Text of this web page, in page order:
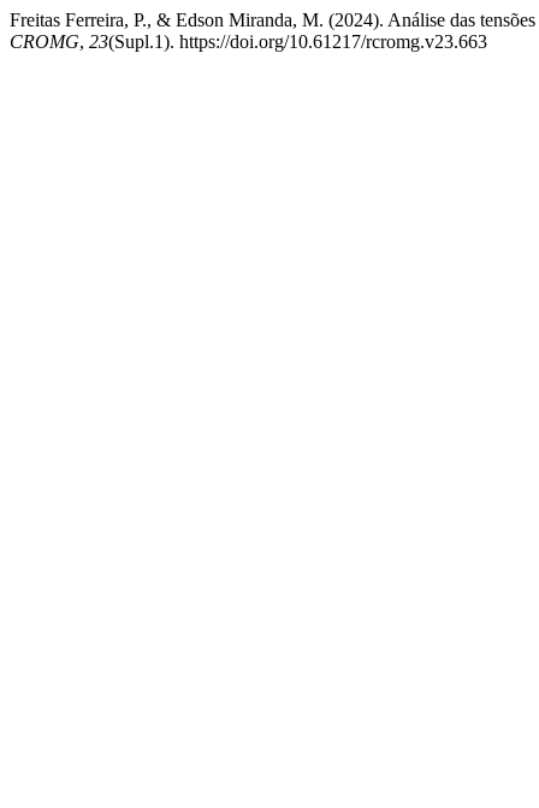
Freitas Ferreira, P., & Edson Miranda, M. (2024). Análise das
CROMG, 23(Supl.1). https://doi.org/10.61217/rcromg.v23.663